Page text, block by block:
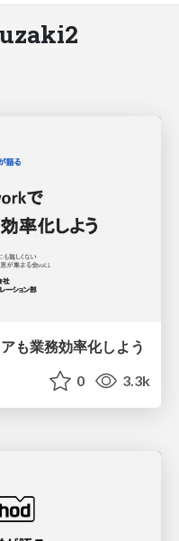
も業務効率化しよう
0 3.3k